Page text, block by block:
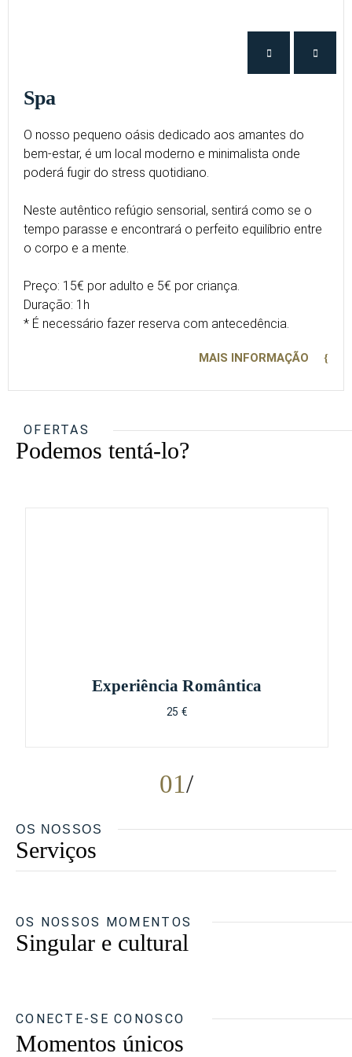
Spa
O nosso pequeno oásis dedicado aos amantes do
bem-estar, é um local moderno e minimalista onde
poderá fugir do stress quotidiano.
Neste autêntico refúgio sensorial, sentirá como se o
tempo parasse e encontrará o perfeito equilíbrio entre
o corpo e a mente.
Preço: 15€ por adulto e 5€ por criança.
Duração: 1h
* É necessário fazer reserva com antecedência.
MAIS INFORMAÇÃO
OFERTAS
Podemos tentá-lo?
01
Experiência Romântica
25 €
OS NOSSOS
Serviços
OS NOSSOS MOMENTOS
Singular e cultural
CONECTE-SE CONOSCO
Momentos únicos